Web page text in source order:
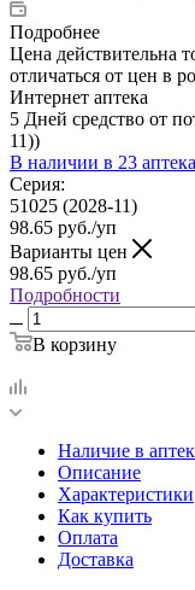
Подробнее
Цена действительна
отличаться от цен в
Интернет аптека
5 Дней средство от
11))
В наличии в 23
Серия:
51025 (2028-11)
98.65 руб./уп
Варианты цен
98.65 руб./уп
Подробности
В корзину
Наличие в
Описание
Характеристики
Как купить
Оплата
Доставка